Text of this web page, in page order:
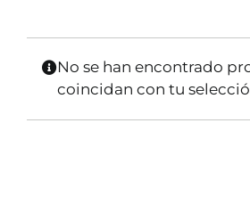
SERVICIOS
OCASIÓN
No se han encontrado
coincidan con tu